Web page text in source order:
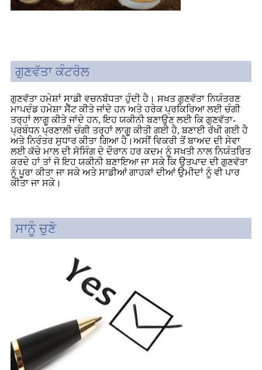
ਗੁਣਵੱਤਾ ਕੰਟਰੋਲ
ਗੁਣਵੱਤਾ ਹਮੇਸ਼ਾਂ ਸਾਡੀ ਵਚਨਬੱਧਤਾ ਹੁੰਦੀ ਹੈ। ਸਖਤ ਗੁਣਵੱਤਾ ਨਿਯੰਤਰਣ
ਮਾਪਦੰਡ ਹਮੇਸ਼ਾ ਸੈੱਟ ਕੀਤੇ ਜਾਂਦੇ ਹਨ ਅਤੇ ਹਰੇਕ ਪ੍ਰਕਿਰਿਆ ਲਈ ਚੰਗੀ
ਤਰ੍ਹਾਂ ਲਾਗੂ ਕੀਤੇ ਜਾਂਦੇ ਹਨ, ਇਹ ਯਕੀਨੀ ਬਣਾਉਣ ਲਈ ਕਿ ਗੁਣਵੱਤਾ-
ਪ੍ਰਬੰਧਨ ਪ੍ਰਣਾਲੀ ਚੰਗੀ ਤਰ੍ਹਾਂ ਲਾਗੂ ਕੀਤੀ ਗਈ ਹੈ, ਬਣਾਈ ਰੱਖੀ ਗਈ ਹੈ
ਅਤੇ ਨਿਰੰਤਰ ਸੁਧਾਰ ਕੀਤਾ ਗਿਆ ਹੈ।ਅਸੀਂ ਵਿਕਰੀ ਤੋਂ ਬਾਅਦ ਦੀ ਸੇਵਾ
ਲਈ ਕੱਚੇ ਮਾਲ ਦੀ ਸੋਸਿੰਗ ਦੇ ਦੌਰਾਨ ਹਰ ਕਦਮ ਨੂੰ ਸਖਤੀ ਨਾਲ ਨਿਯੰਤਰਿਤ
ਕਰਦੇ ਹਾਂ ਤਾਂ ਜੋ ਇਹ ਯਕੀਨੀ ਬਣਾਇਆ ਜਾ ਸਕੇ ਕਿ ਉਤਪਾਦ ਦੀ ਗੁਣਵੱਤਾ
ਨੂੰ ਪੂਰਾ ਕੀਤਾ ਜਾ ਸਕੇ ਅਤੇ ਸਾਡੀਆਂ ਗਾਹਕਾਂ ਦੀਆਂ ਉਮੀਦਾਂ ਨੂੰ ਵੀ ਪਾਰ
ਕੀਤਾ ਜਾ ਸਕੇ।
ਸਾਨੂੰ ਚੁਣੋ